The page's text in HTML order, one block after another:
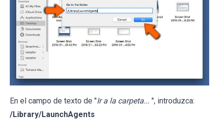
En el campo de texto de "Ir a la carpeta... ", introduzca:
/Library/LaunchAgents